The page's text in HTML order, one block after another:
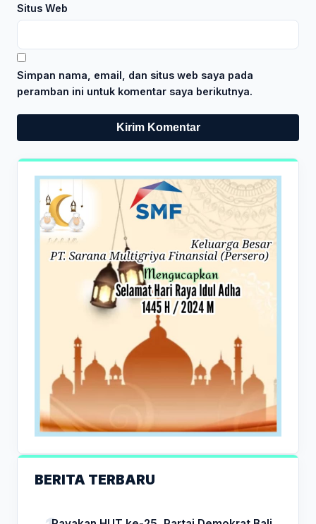
Situs Web
Simpan nama, email, dan situs web saya pada
peramban ini untuk komentar saya berikutnya.
BERITA TERBARU